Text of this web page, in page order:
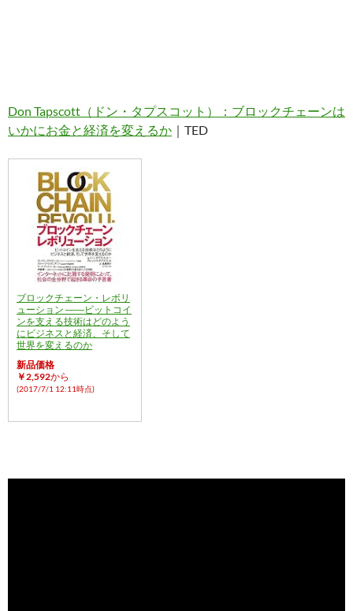
Don Tapscott（ドン・タプスコット）：ブロックチェーンは
いかにお金と経済を変えるか ｜TED
ブロックチェーン・レボリ
ューション ――ビットコイ
ンを支える技術はどのよう
にビジネスと経済、そして
世界を変えるのか
新品価格
￥2,592から
(2017/7/1 12:11時点)